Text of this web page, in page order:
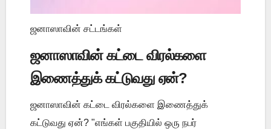
ஜனாஸாவின் சட்டங்கள்
ஜனாஸாவின் கட்டை விரல்களை
இணைத்துக் கட்டுவது ஏன்?
ஜனாஸாவின் கட்டை விரல்களை இணைத்துக்
கட்டுவது ஏன்? "எங்கள் பகுதியில் ஒரு நபர்